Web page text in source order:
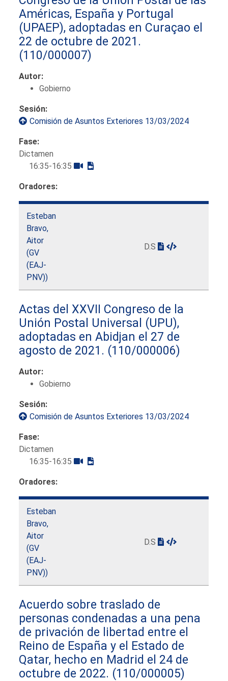
Américas, España y Portugal
(UPAEP), adoptadas en Curaçao el
22 de octubre de 2021.
(110/000007)
Autor:
Gobierno
Sesión:
Comisión de Asuntos Exteriores 13/03/2024
Fase:
Dictamen
16:35-16:35
Oradores:
Esteban
Bravo,
Aitor
(GV
(EAJ-
PNV))
D.S
Actas del XXVII Congreso de la
Unión Postal Universal (UPU),
adoptadas en Abidjan el 27 de
agosto de 2021. (110/000006)
Autor:
Gobierno
Sesión:
Comisión de Asuntos Exteriores 13/03/2024
Fase:
Dictamen
16:35-16:35
Oradores:
Esteban
Bravo,
Aitor
(GV
(EAJ-
PNV))
D.S
Acuerdo sobre traslado de
personas condenadas a una pena
de privación de libertad entre el
Reino de España y el Estado de
Qatar, hecho en Madrid el 24 de
octubre de 2022. (110/000005)